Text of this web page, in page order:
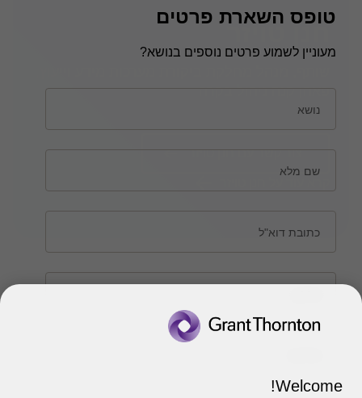
חנן טויזר
פאהן קנה ניהול בקרה
צור קשר עם חנן טויזר
טופס השארת פרטים
מעוניין לשמוע פרטים נוספים בנושא?
נושא
שם מלא
כתובת דוא"ל
צור קשר
Welcome!